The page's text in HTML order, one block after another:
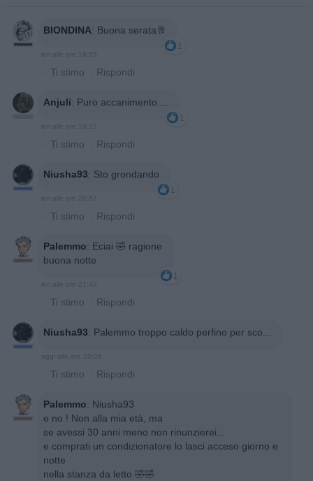
BIONDINA: Buona serata🥂
1
· Ti stimo · Rispondi
Anjuli: Puro accanimento....
1
· Ti stimo · Rispondi
Niusha93: Sto grondando
1
ieri alle ore 20:57
· Ti stimo · Rispondi
Palemmo: Eciai 🤣 ragione
buona notte
1
· Ti stimo · Rispondi
Niusha93: Palemmo troppo caldo perfino per sco...
· Ti stimo · Rispondi
Palemmo: Niusha93
e no ! Non alla mia età, ma
se avessi 30 anni meno non rinunzierei...
e comprati un condizionatore lo lasci acceso giorno e
notte
nella stanza da letto 🤣🤣